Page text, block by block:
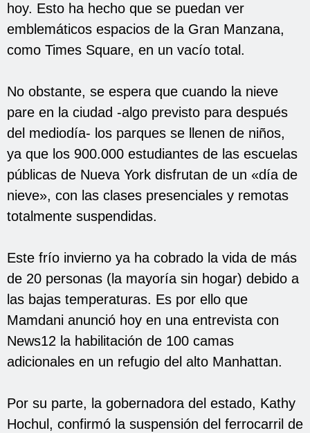
hoy. Esto ha hecho que se puedan ver
emblemáticos espacios de la Gran Manzana,
como Times Square, en un vacío total.
No obstante, se espera que cuando la nieve
pare en la ciudad -algo previsto para después
del mediodía- los parques se llenen de niños,
ya que los 900.000 estudiantes de las escuelas
públicas de Nueva York disfrutan de un «día de
nieve», con las clases presenciales y remotas
totalmente suspendidas.
Este frío invierno ya ha cobrado la vida de más
de 20 personas (la mayoría sin hogar) debido a
las bajas temperaturas. Es por ello que
Mamdani anunció hoy en una entrevista con
News12 la habilitación de 100 camas
adicionales en un refugio del alto Manhattan.
Por su parte, la gobernadora del estado, Kathy
Hochul, confirmó la suspensión del ferrocarril de